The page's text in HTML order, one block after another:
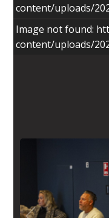
content/uploads/
Image not found:
content/uploads/